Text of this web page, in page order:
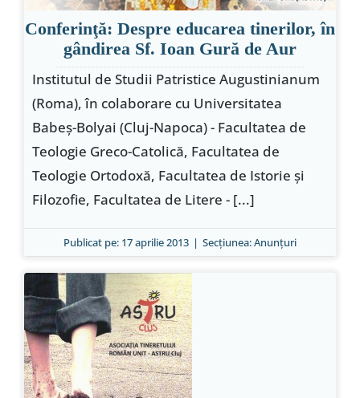
Conferinţă: Despre educarea tinerilor, în
gândirea Sf. Ioan Gură de Aur
Institutul de Studii Patristice Augustinianum
(Roma), în colaborare cu Universitatea
Babeş-Bolyai (Cluj-Napoca) - Facultatea de
Teologie Greco-Catolică, Facultatea de
Teologie Ortodoxă, Facultatea de Istorie şi
Filozofie, Facultatea de Litere - [...]
Publicat pe: 17 aprilie 2013 | Secțiunea:Anunţuri